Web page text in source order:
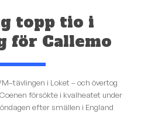
topp tio i
för Callemo
i Loket – och övertog
försökte i kvalheatet under
efter smällen i England